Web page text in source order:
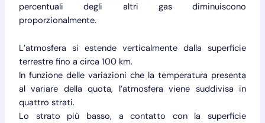
percentuali degli altri gas diminuiscono
proporzionalmente.
L’atmosfera si estende verticalmente dalla superficie
terrestre fino a circa 100 km.
In funzione delle variazioni che la temperatura presenta
al variare della quota, l’atmosfera viene suddivisa in
quattro strati.
Lo strato più basso, a contatto con la superficie